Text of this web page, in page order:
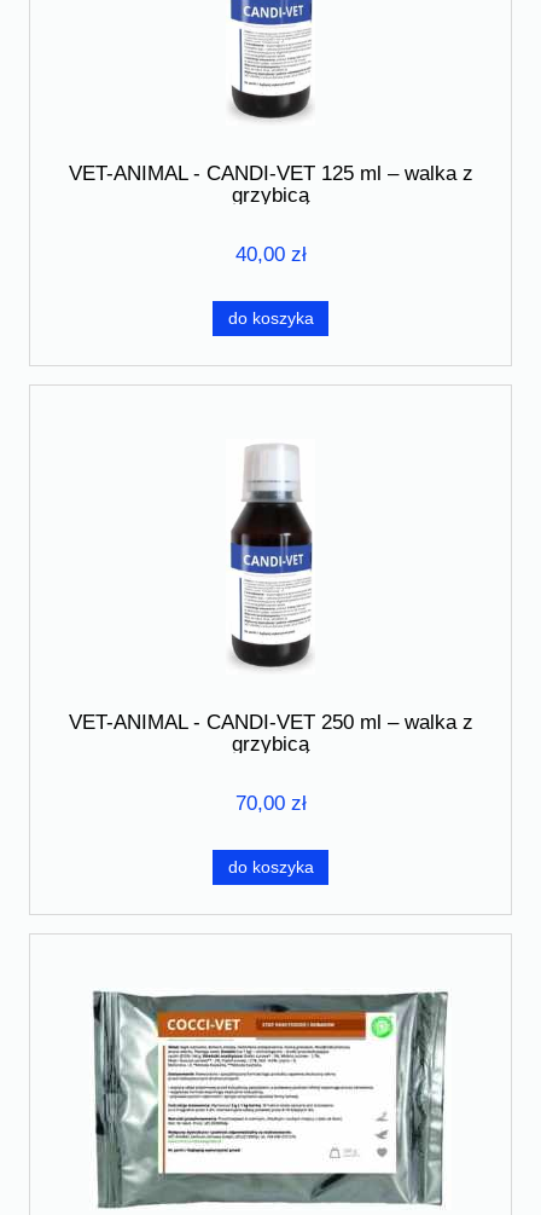
VET-ANIMAL - CANDI-VET 125 ml – walka z
grzybicą
40,00 zł
do koszyka
VET-ANIMAL - CANDI-VET 250 ml – walka z
grzybicą
70,00 zł
do koszyka